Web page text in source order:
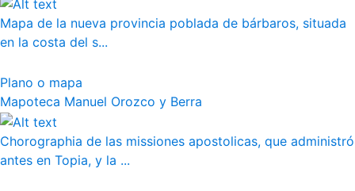
Mapa de la nueva provincia poblada de bárbaros, situada
en la costa del s...
Plano o mapa
Mapoteca Manuel Orozco y Berra
Chorographia de las missiones apostolicas, que administró
antes en Topia, y la ...